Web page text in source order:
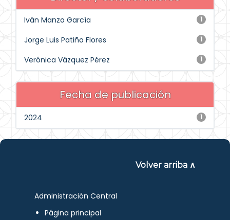
1
Iván Manzo García
1
Jorge Luis Patiño Flores
1
Verónica Vázquez Pérez
Fecha de publicación
1
2024
Volver arriba ∧
Administración Central
Página principal